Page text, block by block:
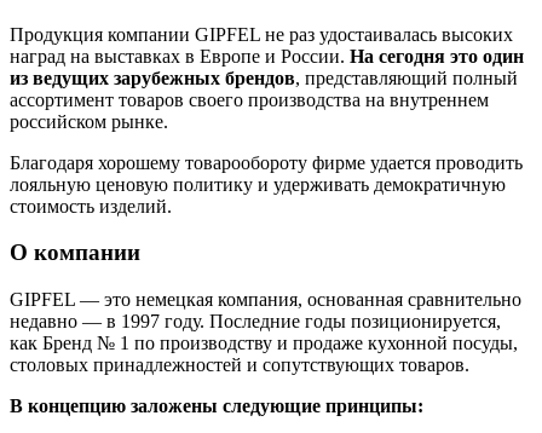
Продукция компании GIPFEL не раз удостаивалась высоких
наград на выставках в Европе и России. На сегодня это один
из ведущих зарубежных брендов, представляющий полный
ассортимент товаров своего производства на внутреннем
российском рынке.
Благодаря хорошему товарообороту фирме удается проводить
лояльную ценовую политику и удерживать демократичную
стоимость изделий.
О компании
GIPFEL — это немецкая компания, основанная сравнительно
недавно — в 1997 году. Последние годы позиционируется,
как Бренд № 1 по производству и продаже кухонной посуды,
столовых принадлежностей и сопутствующих товаров.
В концепцию заложены следующие принципы: